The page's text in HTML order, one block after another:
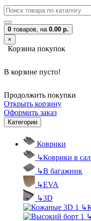
0 товаров, на 0.00 р.
×
Корзина покупок
В корзине пусто!
Продолжить покупки
Открыть корзину
Оформить заказ
Категории
Коврики
↳Коврики в
↳В багажник
↳EVA
↳3D
↳
↳